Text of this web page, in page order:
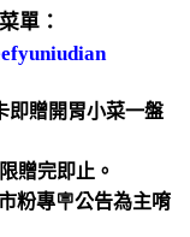
單：
即贈開胃小菜一盤
贈完即止。
粉專🪧公告為主唷